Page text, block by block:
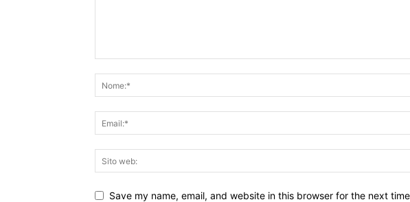
Save my name, email, and website in this browser for the next